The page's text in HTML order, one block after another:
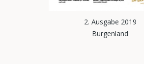
2. Ausgabe 2019
Burgenland